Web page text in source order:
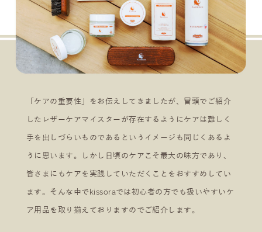
「ケアの重要性」をお伝えしてきましたが、冒頭でご紹介
したレザーケアマイスターが存在するようにケアは難しく
手を出しづらいものであるというイメージも同じくあるよ
うに思います。しかし日頃のケアこそ最大の味方であり、
皆さまにもケアを実践していただくことをおすすめしてい
ます。そんな中でkissoraでは初心者の方でも扱いやすいケ
ア用品を取り揃えておりますのでご紹介します。